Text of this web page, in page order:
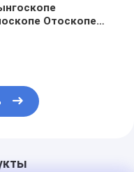
Отоскопе